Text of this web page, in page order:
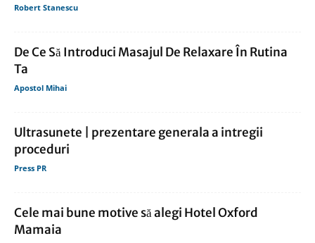
Robert Stanescu
De Ce Să Introduci Masajul De Relaxare În Rutina
Ta
Apostol Mihai
Ultrasunete | prezentare generala a intregii
proceduri
Press PR
Cele mai bune motive să alegi Hotel Oxford
Mamaia